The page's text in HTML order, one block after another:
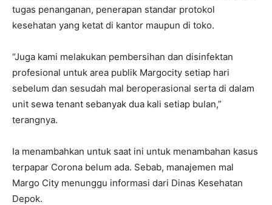
tugas penanganan, penerapan standar protokol
kesehatan yang ketat di kantor maupun di toko.
“Juga kami melakukan pembersihan dan disinfektan
profesional untuk area publik Margocity setiap hari
sebelum dan sesudah mal beroperasional serta di dalam
unit sewa tenant sebanyak dua kali setiap bulan,”
terangnya.
Ia menambahkan untuk saat ini untuk menambahan kasus
terpapar Corona belum ada. Sebab, manajemen mal
Margo City menunggu informasi dari Dinas Kesehatan
Depok.